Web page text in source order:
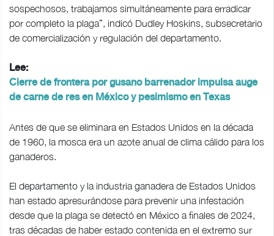
sospechosos, trabajamos simultáneamente para erradicar
por completo la plaga”, indicó Dudley Hoskins, subsecretario
de comercialización y regulación del departamento.
Lee:
Cierre de frontera por gusano barrenador impulsa auge
de carne de res en México y pesimismo en Texas
Antes de que se eliminara en Estados Unidos en la década
de 1960, la mosca era un azote anual de clima cálido para los
ganaderos.
El departamento y la industria ganadera de Estados Unidos
han estado apresurándose para prevenir una infestación
desde que la plaga se detectó en México a finales de 2024,
tras décadas de haber estado contenida en el extremo sur